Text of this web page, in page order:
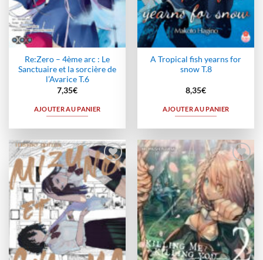
Re:Zero – 4ème arc : Le
Sanctuaire et la sorcière de
l’Avarice T.6
7,35€
AJOUTER AU PANIER
A Tropical fish yearns for
snow T.8
8,35€
AJOUTER AU PANIER
Ajouter
à la
wishlist
Ajouter
à la
wishlist